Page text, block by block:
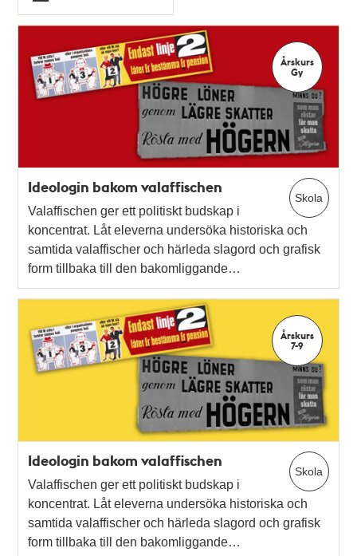
Typ
Årskurs
Gy
Skola
Ideologin bakom valaffischen
Valaffischen ger ett politiskt budskap i
koncentrat. Låt eleverna undersöka historiska och
samtida valaffischer och härleda slagord och grafisk
form tillbaka till den bakomliggande…
Årskurs
7-9
Skola
Ideologin bakom valaffischen
Valaffischen ger ett politiskt budskap i
koncentrat. Låt eleverna undersöka historiska och
samtida valaffischer och härleda slagord och grafisk
form tillbaka till den bakomliggande…